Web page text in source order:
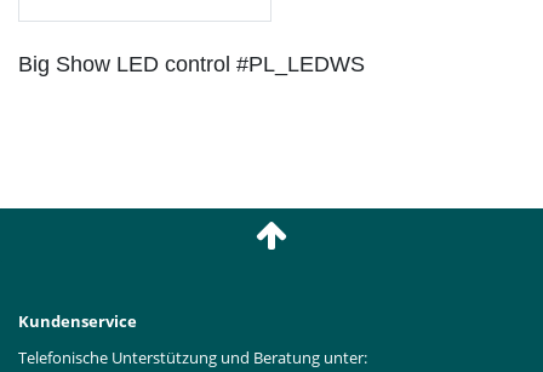
Big Show LED control #PL_LEDWS
Kundenservice
Telefonische Unterstützung und Beratung unter: